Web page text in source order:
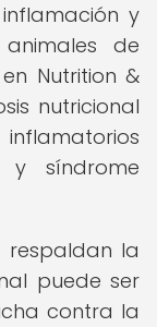
y
de
Nutrition &
nutricional
y síndrome
respaldan la
puede ser
contra la